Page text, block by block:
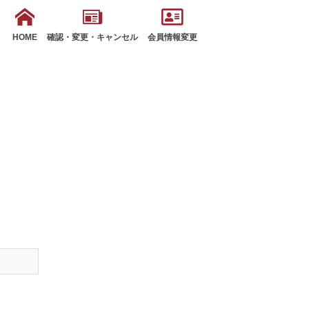
HOME 確認・変更・キャンセル 会員情報変更